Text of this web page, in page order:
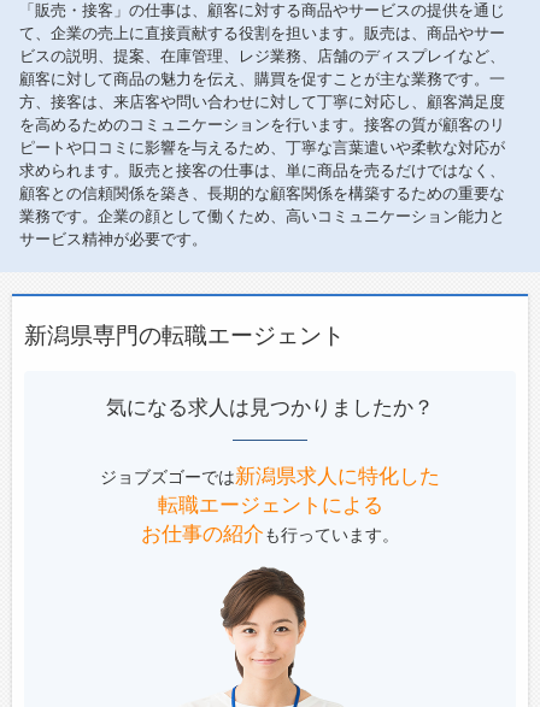
「販売・接客」の仕事は、顧客に対する商品やサービスの提供を通じ
て、企業の売上に直接貢献する役割を担います。販売は、商品やサー
ビスの説明、提案、在庫管理、レジ業務、店舗のディスプレイなど、
顧客に対して商品の魅力を伝え、購買を促すことが主な業務です。一
方、接客は、来店客や問い合わせに対して丁寧に対応し、顧客満足度
を高めるためのコミュニケーションを行います。接客の質が顧客のリ
ピートや口コミに影響を与えるため、丁寧な言葉遣いや柔軟な対応が
求められます。販売と接客の仕事は、単に商品を売るだけではなく、
顧客との信頼関係を築き、長期的な顧客関係を構築するための重要な
業務です。企業の顔として働くため、高いコミュニケーション能力と
サービス精神が必要です。
新潟県専門の転職エージェント
気になる求人は見つかりましたか？
ジョブズゴーでは新潟県求人に特化した
転職エージェントによる
お仕事の紹介も行っています。